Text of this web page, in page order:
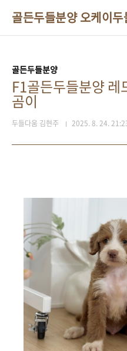
골든두들분양 오케이두
골든두들분양
F1골든두들분양 레
곰이
두들다움 김현주 2025. 8. 24.